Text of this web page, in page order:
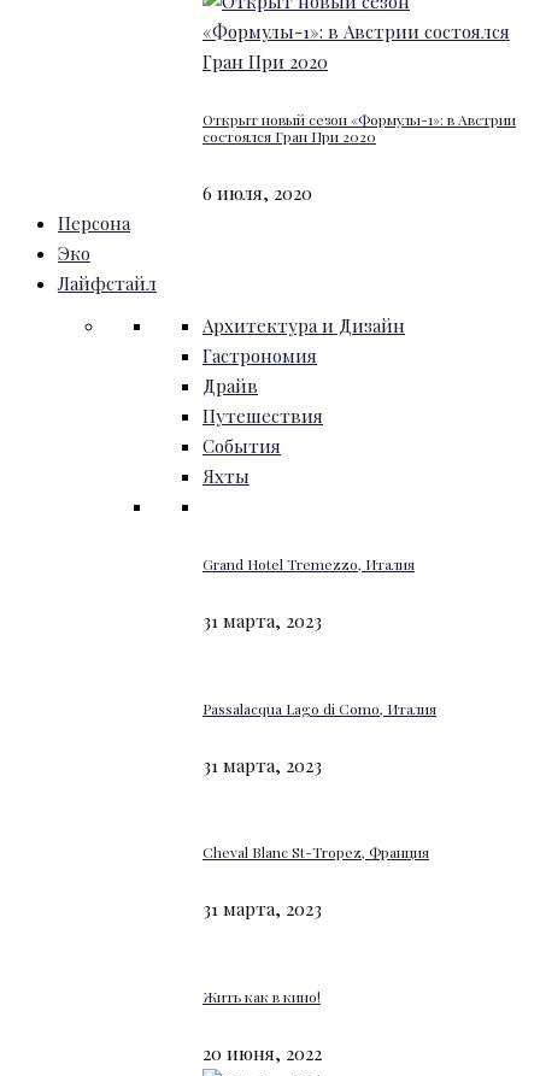
Открыт новый сезон «Формулы-1»: в Австрии
состоялся Гран При 2020
6 июля, 2020
Персона
Эко
Лайфстайл
Архитектура и Дизайн
Гастрономия
Драйв
Путешествия
События
Яхты
Grand Hotel Tremezzo, Италия
31 марта, 2023
Passalacqua Lago di Como, Италия
31 марта, 2023
Cheval Blanc St-Tropez, Франция
31 марта, 2023
Жить как в кино!
20 июня, 2022